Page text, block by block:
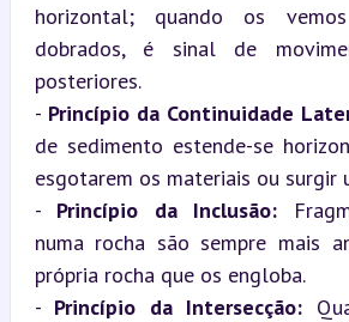
horizontal; quando os
dobrados, é sinal de
posteriores.
- Princípio da Continuidade
de sedimento estende-se
esgotarem os materiais ou surgir
- Princípio da Inclusão:
numa rocha são sempre mais
própria rocha que os engloba.
- Princípio da Intersecção: